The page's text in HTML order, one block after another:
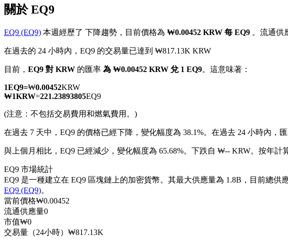
TradFi
美股、外匯、貴金屬及大宗商品衍生性商品
USDC永續
關於 EQ9
EQ9 (EQ9) 本週經歷了 下降趨勢，目前價格為 ₩0.00452 KRW 每 EQ9 。流通供
在過去的 24 小時內，EQ9 的交易量已達到 ₩817.13K KRW
目前， EQ9 對 KRW 的匯率 為 ₩0.00452 KRW 兌 1 EQ9。這意味著：
1EQ9=₩0.00452KRW
₩1KRW=221.23893805EQ9
(注意：不包括交易費用和燃氣費用。)
在過去 7 天中，EQ9 的價格已經下降，變化幅度為 38.1%。 在過去 24 小時內，
與上個月相比，EQ9 已經減少，變化幅度為 65.68%。下跌自 ₩-- KRW。 按年計
EQ9 市場統計
EQ9 是一種建立在 EQ9 區塊鏈上的加密貨幣。其最大供應量為 1.8B，目前總供
EQ9 (EQ9)。
當前價格₩0.00452
流通供應量0
市值₩0
交易量（24小時） ₩817.13K